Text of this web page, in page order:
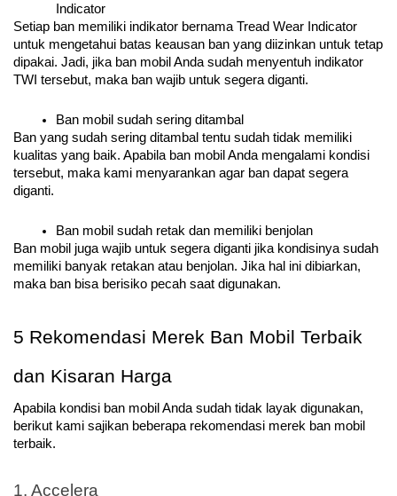
Indicator
Setiap ban memiliki indikator bernama Tread Wear Indicator
untuk mengetahui batas keausan ban yang diizinkan untuk tetap
dipakai. Jadi, jika ban mobil Anda sudah menyentuh indikator
TWI tersebut, maka ban wajib untuk segera diganti.
Ban mobil sudah sering ditambal
Ban yang sudah sering ditambal tentu sudah tidak memiliki
kualitas yang baik. Apabila ban mobil Anda mengalami kondisi
tersebut, maka kami menyarankan agar ban dapat segera
diganti.
Ban mobil sudah retak dan memiliki benjolan
Ban mobil juga wajib untuk segera diganti jika kondisinya sudah
memiliki banyak retakan atau benjolan. Jika hal ini dibiarkan,
maka ban bisa berisiko pecah saat digunakan.
5 Rekomendasi Merek Ban Mobil Terbaik
dan Kisaran Harga
Apabila kondisi ban mobil Anda sudah tidak layak digunakan,
berikut kami sajikan beberapa rekomendasi merek ban mobil
terbaik.
1. Accelera